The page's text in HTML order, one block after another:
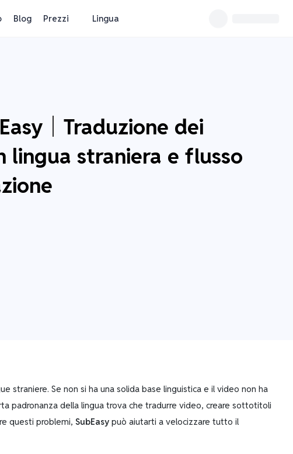
Blog Prezzi Lingua
｜Traduzione dei
straniera e flusso
straniere. Se non si ha una solida base linguistica e il video non ha
padronanza della lingua trova che tradurre video, creare sottotitoli
questi problemi, SubEasy può aiutarti a velocizzare tutto il